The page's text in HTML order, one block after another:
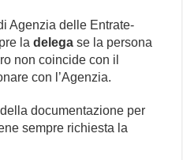
Agenzia delle Entrate-
ladelega se la persona
non coincide con il
con l’Agenzia.
della documentazione per
sempre richiesta la